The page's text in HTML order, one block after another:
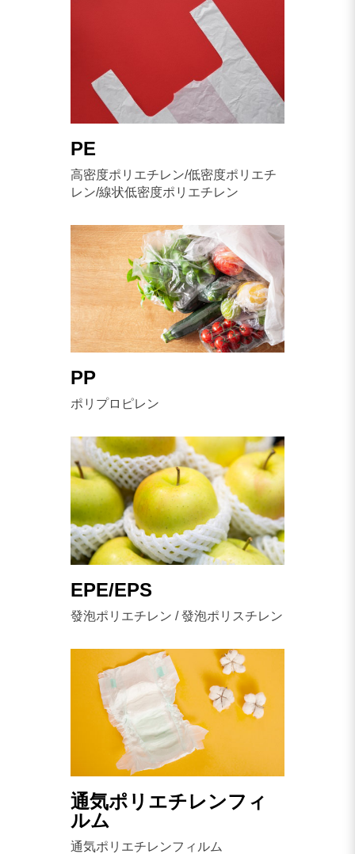
PE
高密度ポリエチレン/低密度ポリエチ
レン/線状低密度ポリエチレン
PP
ポリプロピレン
EPE/EPS
發泡ポリエチレン / 發泡ポリスチレン
通気ポリエチレンフィ
ルム
通気ポリエチレンフィルム